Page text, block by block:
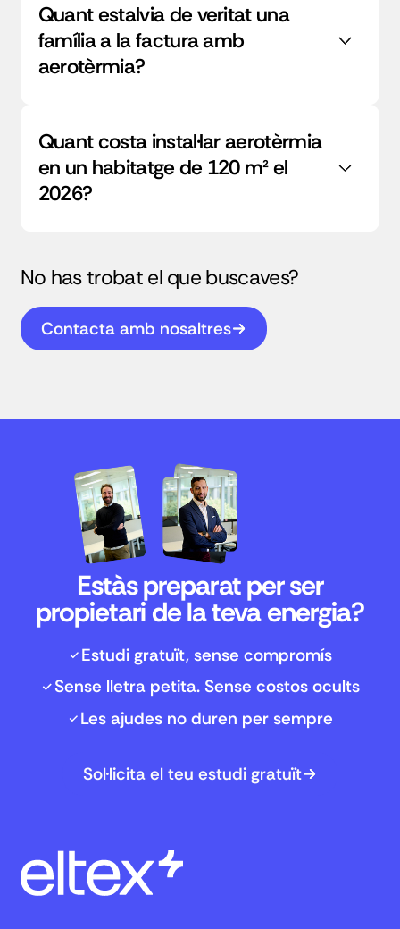
Quant estalvia de veritat una
família a la factura amb
aerotèrmia?
Quant costa instal·lar aerotèrmia
en un habitatge de 120 m² el
2026?
No has trobat el que buscaves?
Contacta amb nosaltres
Estàs preparat per ser
propietari de la teva energia?
Estudi gratuït, sense compromís
Sense lletra petita. Sense costos ocults
Les ajudes no duren per sempre
Sol·licita el teu estudi gratuït